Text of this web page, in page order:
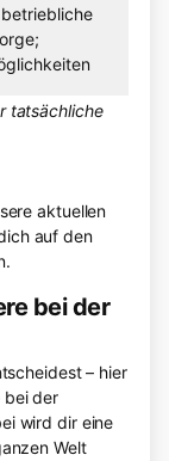
tatsächliche
aktuellen
auf den
bei der
– hier
bei der
wird dir eine
Welt